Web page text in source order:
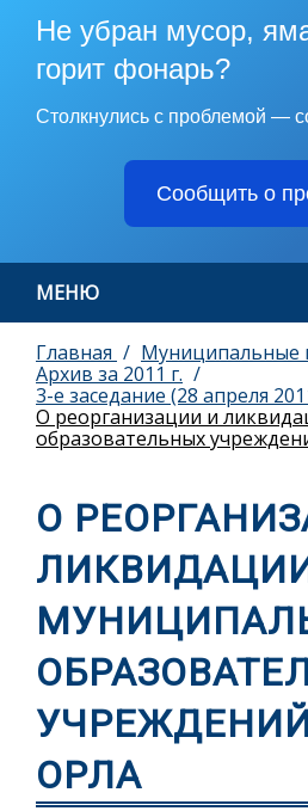
Не убран мусор,
горит фонарь?
Столкнулись с проблемой —
Сообщить о
МЕНЮ
Главная
Муниципальные
Архив за 2011 г.
3-е заседание (28 апреля
О реорганизации и
образовательных
О
ОРЛА